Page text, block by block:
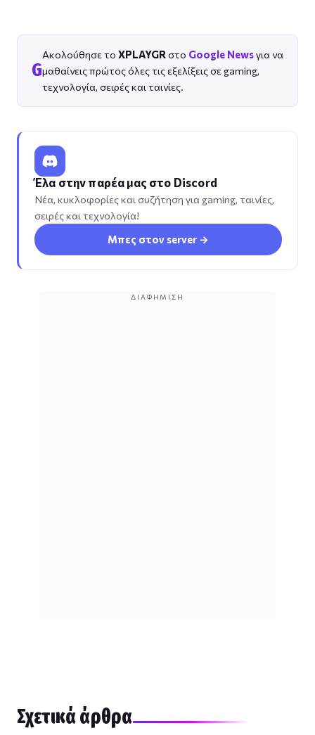
G
Ακολούθησε το XPLAYGR στο Google Newsγια να
μαθαίνεις πρώτος όλες τις εξελίξεις σε gaming,
τεχνολογία, σειρές και ταινίες.
Έλα στην παρέα μας στο Discord
Νέα, κυκλοφορίες και συζήτηση για gaming, ταινίες,
σειρές και τεχνολογία!
Μπες στον server →
ΔΙΑΦΉΜΙΣΗ
Σχετικά άρθρα